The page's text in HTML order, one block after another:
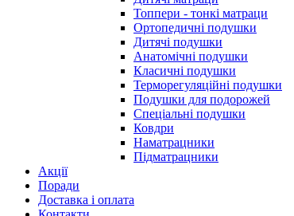
Топпери - тонкі матраци
Ортопедичні подушки
Дитячі подушки
Анатомічні подушки
Класичні подушки
Терморегуляційні подушки
Подушки для подорожей
Спеціальні подушки
Ковдри
Наматрацники
Підматрацники
Акції
Поради
Доставка і оплата